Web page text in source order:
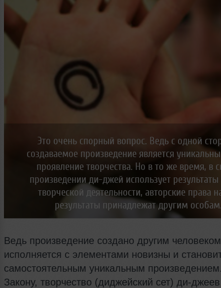
Это очень спорный вопрос. Ведь с одной
создаваемое произведение является
проявление творчества. Но в то же время, в
произведении ди-джей использует
творческой деятельности, авторские права
результаты принадлежат другим
Ведь произведение создано другим
исполняется с элементами новизны и
самостоятельным уникальным
Закону, творчество (диджейский сет) ди-